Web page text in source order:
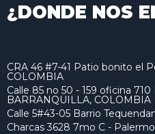
¿DONDE NOS
CRA 46 #7-41 Patio bonito el
COLOMBIA
Calle 85 no 50 - 159 oficina
BARRANQUILLA, COLOMBIA
Calle 5#43-05 Barrio
Charcas 3628 7mo C -